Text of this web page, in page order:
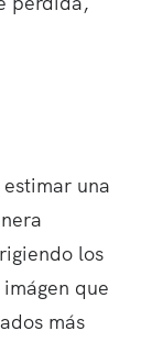
una
los
que
más